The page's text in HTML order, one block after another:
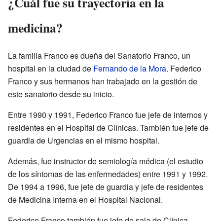
medicina?
La familia Franco es dueña del Sanatorio Franco, un
hospital en la ciudad de Fernando de la Mora. Federico
Franco y sus hermanos han trabajado en la gestión de
este sanatorio desde su inicio.
Entre 1990 y 1991, Federico Franco fue jefe de internos y
residentes en el Hospital de Clínicas. También fue jefe de
guardia de Urgencias en el mismo hospital.
Además, fue instructor de semiología médica (el estudio
de los síntomas de las enfermedades) entre 1991 y 1992.
De 1994 a 1996, fue jefe de guardia y jefe de residentes
de Medicina Interna en el Hospital Nacional.